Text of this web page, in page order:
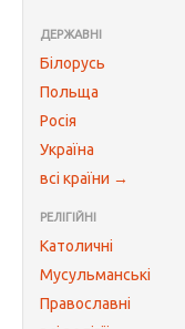
ДЕРЖАВНІ
Білорусь
Польща
Росія
Україна
всі країни →
РЕЛІГІЙНІ
Католичні
Мусульманські
Православні